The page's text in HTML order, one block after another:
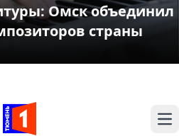
Омск объединил
страны